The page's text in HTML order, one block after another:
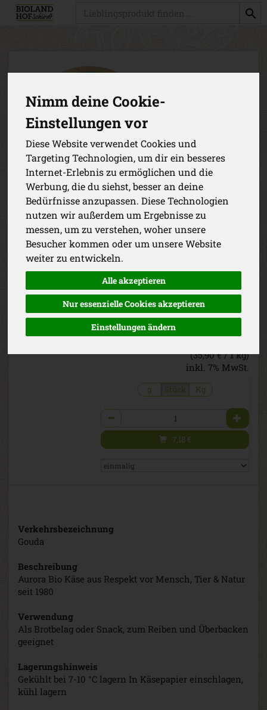
Nimm deine Cookie-
Einstellungen vor
Diese Website verwendet Cookies und
Targeting Technologien, um dir ein besseres
Internet-Erlebnis zu ermöglichen und die
Werbung, die du siehst, besser an deine
Bedürfnisse anzupassen. Diese Technologien
nutzen wir außerdem um Ergebnisse zu
messen, um zu verstehen, woher unsere
Besucher kommen oder um unsere Website
weiter zu entwickeln.
Alle akzeptieren
Nur essenzielle Cookies akzeptieren
Einstellungen ändern
Ziegengouda Bockshornklee,
SB vakuum
Nussige Charakteristik in zartem
Ziegenkäse.
Aurora Gold
35,90 € / kg
(35,90 € / 1 kg)
inkl. 7% MwSt.
g Stück Kg
Anzahl
7,18 €
Verkehrsbezeichnung
Gouda
Beschreibung
Aurora Bio Käse aus Respekt vor Mensch, Tier & Natur
seit 1980
Verwendung
Als Brotbelag oder Snack, zum Reiben und Überbacken
geeignet
Lagerungshinweis
Gekühlt bei 7-10 °C lagern In Käsepapier einschlagen,
kühl lagern